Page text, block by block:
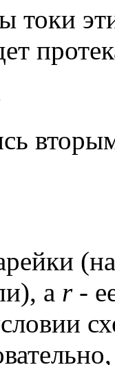
токи
а r-